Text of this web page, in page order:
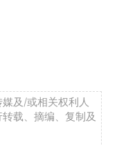
及/或相关权利人
载、摘编、复制及